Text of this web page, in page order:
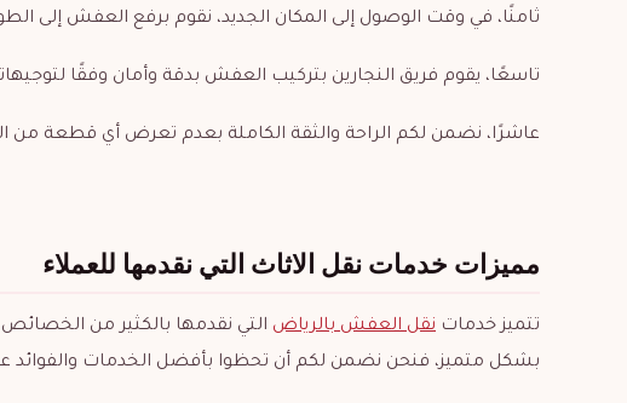
ثامنًا، في وقت الوصول إلى المكان الجديد، نقوم برفع العفش إلى
تاسعًا، يقوم فريق النجارين بتركيب العفش بدقة وأمان وفقًا
عاشرًا، نضمن لكم الراحة والثقة الكاملة بعدم تعرض أي قطعة من
مميزات خدمات نقل الاثاث التي نقدمها للعملاء
تتميز خدمات نقل العفش بالرياض التي نقدمها بالكثير من الخصائص
بشكل متميز، فنحن نضمن لكم أن تحظوا بأفضل الخدمات والفوائد عند